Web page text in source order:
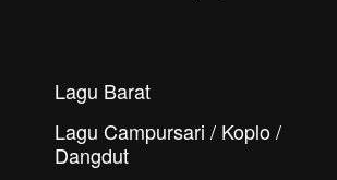
Lagu Barat
Lagu Campursari / Koplo /
Dangdut